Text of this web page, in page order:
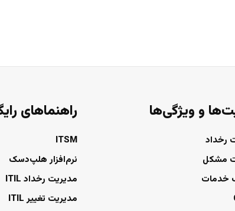
و ویژگی‌ها
رخداد
مشکل
خدمات
راهنماهای
ITSM
نرم‌افزار هلپ‌دسک
مدیریت رخداد ITIL
مدیریت تغییر ITIL